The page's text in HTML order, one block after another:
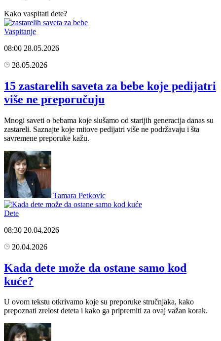
Kako vaspitati dete?
Vaspitanje
08:00 28.05.2026
28.05.2026
15 zastarelih saveta za bebe koje pedijatri
više ne preporučuju
Mnogi saveti o bebama koje slušamo od starijih generacija danas su
zastareli. Saznajte koje mitove pedijatri više ne podržavaju i šta
savremene preporuke kažu.
Tamara Petkovic
Dete
08:30 20.04.2026
20.04.2026
Kada dete može da ostane samo kod
kuće?
U ovom tekstu otkrivamo koje su preporuke stručnjaka, kako
prepoznati zrelost deteta i kako ga pripremiti za ovaj važan korak.